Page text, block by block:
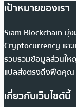
เป้าหมายของเรา
Siam Blockchain มุ่
Cryptocurrency และ
รวบรวมข้อมูลส่วนให
แปลส่งตรงถึงฟีดคุณ
เกี่ยวกับเว็บไซต์นี้